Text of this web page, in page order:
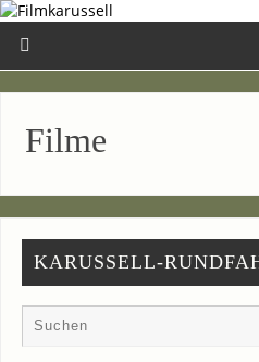
Fil­me
KARUSSELL-